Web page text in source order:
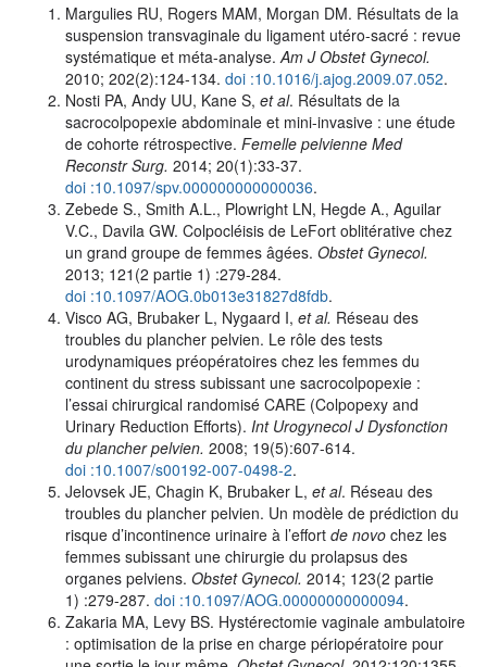
Margulies RU, Rogers MAM, Morgan DM. Résultats de la
suspension transvaginale du ligament utéro-sacré : revue
systématique et méta-analyse. Am J Obstet Gynecol.
2010; 202(2):124-134. doi :10.1016/j.ajog.2009.07.052.
Nosti PA, Andy UU, Kane S, et al. Résultats de la
sacrocolpopexie abdominale et mini-invasive : une étude
de cohorte rétrospective. Femelle pelvienne Med
Reconstr Surg. 2014; 20(1):33-37.
doi :10.1097/spv.000000000000036.
Zebede S., Smith A.L., Plowright LN, Hegde A., Aguilar
V.C., Davila GW. Colpocléisis de LeFort oblitérative chez
un grand groupe de femmes âgées. Obstet Gynecol.
2013; 121(2 partie 1) :279-284.
doi :10.1097/AOG.0b013e31827d8fdb.
Visco AG, Brubaker L, Nygaard I, et al. Réseau des
troubles du plancher pelvien. Le rôle des tests
urodynamiques préopératoires chez les femmes du
continent du stress subissant une sacrocolpopexie :
l’essai chirurgical randomisé CARE (Colpopexy and
Urinary Reduction Efforts). Int Urogynecol J Dysfonction
du plancher pelvien. 2008; 19(5):607-614.
doi :10.1007/s00192-007-0498-2.
Jelovsek JE, Chagin K, Brubaker L, et al. Réseau des
troubles du plancher pelvien. Un modèle de prédiction du
risque d’incontinence urinaire à l’effort de novo chez les
femmes subissant une chirurgie du prolapsus des
organes pelviens. Obstet Gynecol. 2014; 123(2 partie
1) :279-287. doi :10.1097/AOG.00000000000094.
Zakaria MA, Levy BS. Hystérectomie vaginale ambulatoire
: optimisation de la prise en charge périopératoire pour